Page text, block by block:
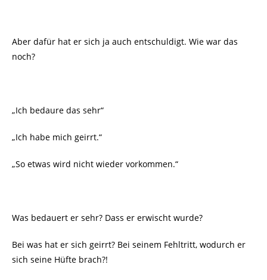
Aber dafür hat er sich ja auch entschuldigt. Wie war das
noch?
„Ich bedaure das sehr“
„Ich habe mich geirrt.“
„So etwas wird nicht wieder vorkommen.“
Was bedauert er sehr? Dass er erwischt wurde?
Bei was hat er sich geirrt? Bei seinem Fehltritt, wodurch er
sich seine Hüfte brach?!